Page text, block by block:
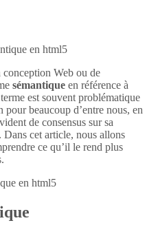
conception Web ou de
sémantique en référence à
est souvent problématique
beaucoup d’entre nous, en
de consensus sur sa
cet article, nous allons
ce qu’il le rend plus
en html5